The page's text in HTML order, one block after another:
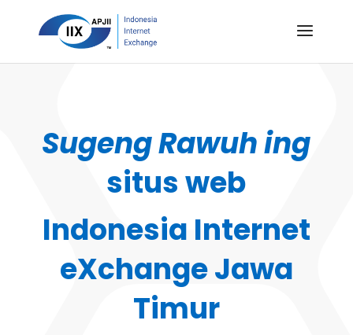
Sugeng Rawuh ing
situs web
Indonesia Internet
eXchange Jawa
Timur